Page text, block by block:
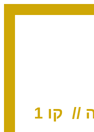
שער 27 – הזנה // קו 1